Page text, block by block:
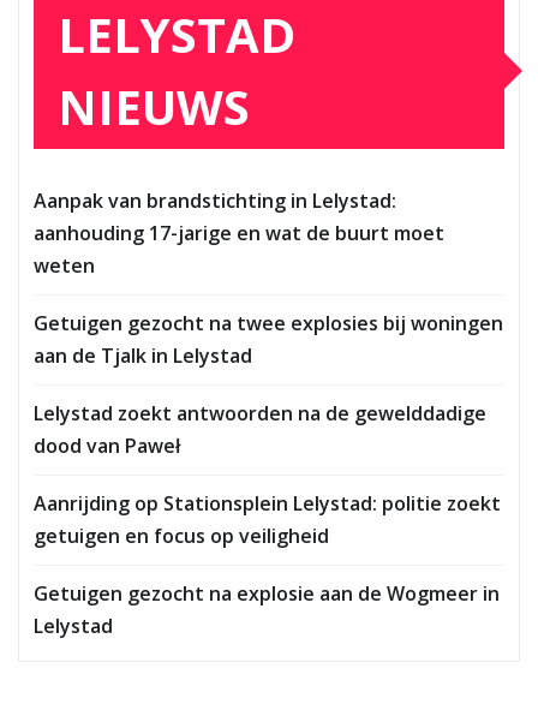
LELYSTAD
NIEUWS
Aanpak van brandstichting in Lelystad:
aanhouding 17-jarige en wat de buurt moet
weten
Getuigen gezocht na twee explosies bij woningen
aan de Tjalk in Lelystad
Lelystad zoekt antwoorden na de gewelddadige
dood van Paweł
Aanrijding op Stationsplein Lelystad: politie zoekt
getuigen en focus op veiligheid
Getuigen gezocht na explosie aan de Wogmeer in
Lelystad